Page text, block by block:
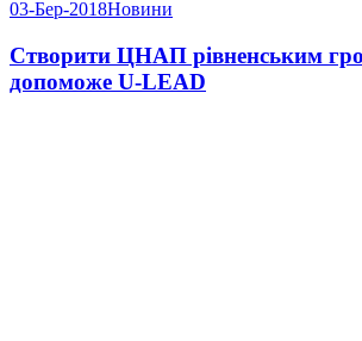
03-Бер-2018Новини
Створити ЦНАП рівненським
допоможе U-LEAD